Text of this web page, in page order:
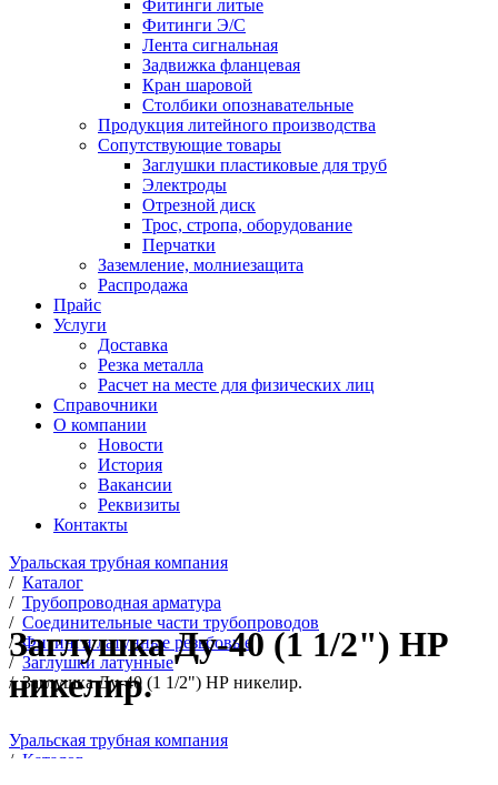
Фитинги литые
Фитинги Э/С
Лента сигнальная
Задвижка фланцевая
Кран шаровой
Столбики опознавательные
Продукция литейного производства
Сопутствующие товары
Заглушки пластиковые для труб
Электроды
Отрезной диск
Трос, стропа, оборудование
Перчатки
Заземление, молниезащита
Распродажа
Прайс
Услуги
Доставка
Резка металла
Расчет на месте для физических лиц
Справочники
О компании
Новости
История
Вакансии
Реквизиты
Контакты
Уральская трубная компания
/ Каталог
/ Трубопроводная арматура
/ Соединительные части трубопроводов
/ Фитинги латунные резьбовые
/ Заглушки латунные
/ Заглушка Ду-40 (1 1/2") НР никелир.
Заглушка Ду-40 (1 1/2") НР
никелир.
Уральская трубная компания
/ Каталог